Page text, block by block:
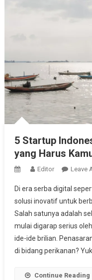
5 Startup
yang Harus
Editor Leave
Di era serba digital
solusi inovatif untuk
Salah satunya adalah
mulai digarap serius
ide-ide brilian.
di bidang perikanan?
Continue Reading